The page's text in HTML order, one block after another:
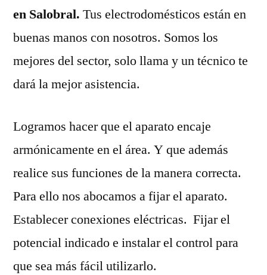
en Salobral. Tus electrodomésticos están en
buenas manos con nosotros. Somos los
mejores del sector, solo llama y un técnico te
dará la mejor asistencia.
Logramos hacer que el aparato encaje
armónicamente en el área. Y que además
realice sus funciones de la manera correcta.
Para ello nos abocamos a fijar el aparato.
Establecer conexiones eléctricas. Fijar el
potencial indicado e instalar el control para
que sea más fácil utilizarlo.